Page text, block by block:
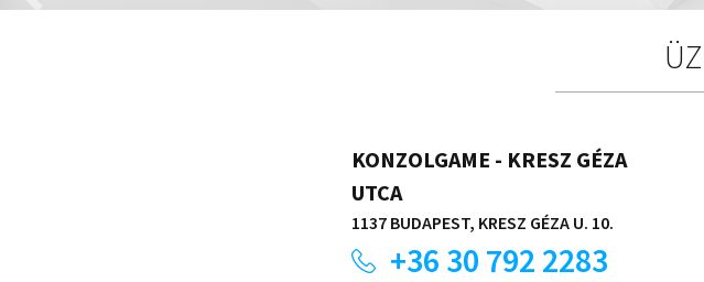
KONZOLGAME - KRESZ GÉZA
UTCA
1137 BUDAPEST, KRESZ GÉZA U. 10.
+36 30 792 2283